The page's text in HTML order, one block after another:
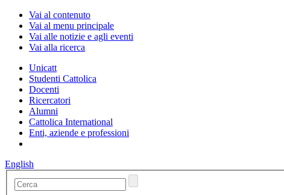
Vai al contenuto
Vai al menu principale
Vai alle notizie e agli eventi
Vai alla ricerca
Unicatt
Studenti Cattolica
Docenti
Ricercatori
Alumni
Cattolica International
Enti, aziende e professioni
English